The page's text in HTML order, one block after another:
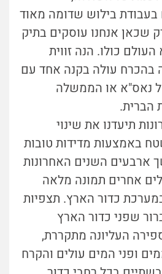
בילוש שדומה מאוד
שכאן אנחנו עוסקים בתיק
כולו. הנה זווית
בהכרח עולה בקנה אחד עם
נאס"א או הממשלה
הברית.
תיעדנו את שינוי
באמצעות מדידות טובות
ארבעים השנים האחרונות
אחרים תמונה מלאה
כדור הארץ. תצפיות
שפני כדור הארץ
העליונה מתקררת,
ופני המים עולים והקרח